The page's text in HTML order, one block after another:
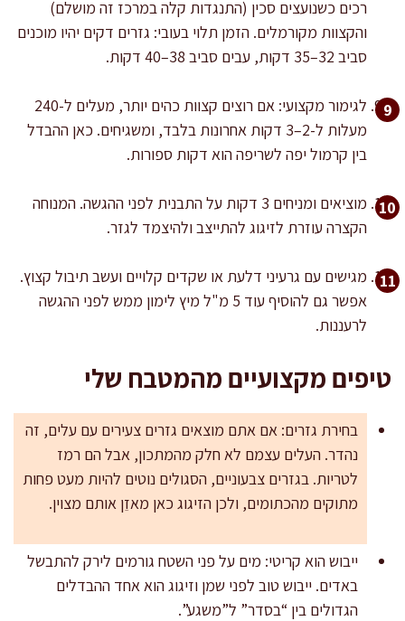
רכים כשנועצים סכין (התנגדות קלה במרכז זה מושלם)
והקצוות מקורמלים. הזמן תלוי בעובי: גזרים דקים יהיו מוכנים
סביב 32–35 דקות, עבים סביב 38–40 דקות.
לגימור מקצועי: אם רוצים קצוות כהים יותר, מעלים ל-240
מעלות ל-2–3 דקות אחרונות בלבד, ומשגיחים. כאן ההבדל
בין קרמול יפה לשריפה הוא דקות ספורות.
מוציאים ומניחים 3 דקות על התבנית לפני ההגשה. המנוחה
הקצרה עוזרת לזיגוג להתייצב ולהיצמד לגזר.
מגישים עם גרעיני דלעת או שקדים קלויים ועשב תיבול קצוץ.
אפשר גם להוסיף עוד 5 מ"ל מיץ לימון ממש לפני ההגשה
לרעננות.
טיפים מקצועיים מהמטבח שלי
בחירת גזרים: אם אתם מוצאים גזרים צעירים עם עלים, זה
נהדר. העלים עצמם לא חלק מהמתכון, אבל הם רמז
לטריות. בגזרים צבעוניים, הסגולים נוטים להיות מעט פחות
מתוקים מהכתומים, ולכן הזיגוג כאן מאזֵן אותם מצוין.
ייבוש הוא קריטי: מים על פני השטח גורמים לירק להתבשל
באדים. ייבוש טוב לפני שמן וזיגוג הוא אחד ההבדלים
הגדולים בין “בסדר” ל”משגע”.